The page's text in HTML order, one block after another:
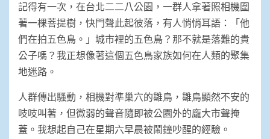
記得有一次，在台北二二八公園，一群人拿著照相機圍
著一棵菩提樹，快門聲此起彼落，有人悄悄耳語：「他
們在拍五色鳥。」城市裡的五色鳥？那不就是落難的貴
公子嗎？我正想像著這個五色鳥家族如何在人類的聚集
地迷路。
人群傳出騷動，相機對準巢穴的雛鳥，雛鳥顯然不安的
吱吱叫著，但微弱的聲音隨即被公園外的龐大市聲掩
蓋。我想起自己在星期六早晨被鬧鐘吵醒的經驗。